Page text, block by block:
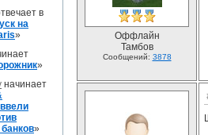
в
на
»
»
начинает
»
Оффлайн
Тамбов
Сообщений: 3878